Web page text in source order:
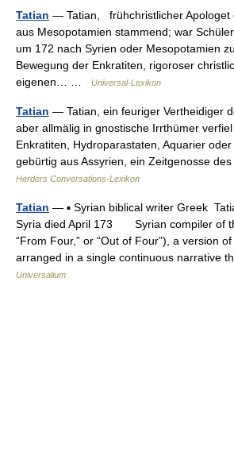
Tatian — Tatian, frühchristlicher Apologet
aus Mesopotamien stammend; war
um 172 nach Syrien oder Mesopotamien
Bewegung der Enkratiten, rigoroser
eigenen… …
Universal-Lexikon
Tatian — Tatian, ein feuriger Vertheidiger
aber allmälig in gnostische Irrthümer
Enkratiten, Hydroparastaten, Aquarier
gebürtig aus Assyrien, ein Zeitgenosse
Herders Conversations-Lexikon
Tatian — ▪ Syrian biblical writer Greek
Syria died April 173 Syrian compiler of
“From Four,” or “Out of Four”), a version
arranged in a single continuous narrative
Universalium